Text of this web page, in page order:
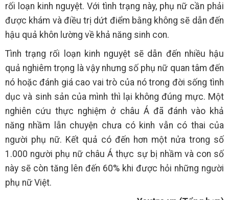
rối loạn kinh nguyệt. Với tình trạng này, phụ nữ cần phải
được khám và điều trị dứt điểm bằng không sẽ dẫn đến
hậu quả khôn lường về khả năng sinh con.
Tình trạng rối loạn kinh nguyệt sẽ dẫn đến nhiều hậu
quả nghiêm trọng là vậy nhưng số phụ nữ quan tâm đến
nó hoặc đánh giá cao vai trò của nó trong đời sống tình
dục và sinh sản của mình thì lại không đúng mực. Một
nghiên cứu thực nghiệm ở châu Á đã đánh vào khả
năng nhầm lẫn chuyện chưa có kinh vẫn có thai của
người phụ nữ. Kết quả có đến hơn một nửa trong số
1.000 người phụ nữ châu Á thực sự bị nhầm và con số
này sẽ còn tăng lên đến 60% khi được hỏi những người
phụ nữ Việt.